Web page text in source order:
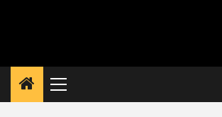
Primary
Menu